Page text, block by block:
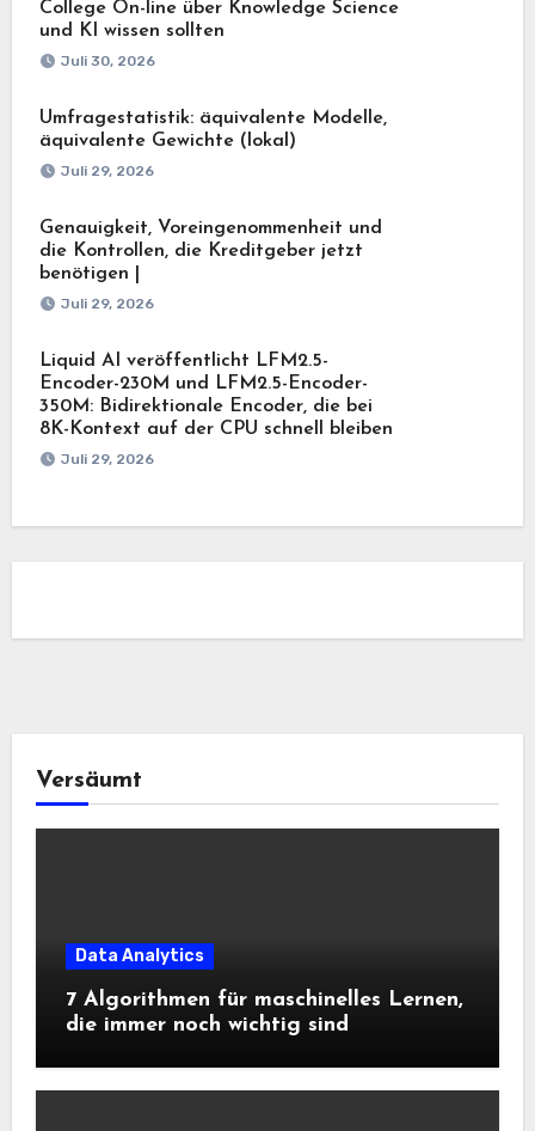
College On-line über Knowledge Science
und KI wissen sollten
Juli 30, 2026
Umfragestatistik: äquivalente Modelle,
äquivalente Gewichte (lokal)
Juli 29, 2026
Genauigkeit, Voreingenommenheit und
die Kontrollen, die Kreditgeber jetzt
benötigen |
Juli 29, 2026
Liquid AI veröffentlicht LFM2.5-
Encoder-230M und LFM2.5-Encoder-
350M: Bidirektionale Encoder, die bei
8K-Kontext auf der CPU schnell bleiben
Juli 29, 2026
Versäumt
Data Analytics
7 Algorithmen für maschinelles Lernen,
die immer noch wichtig sind